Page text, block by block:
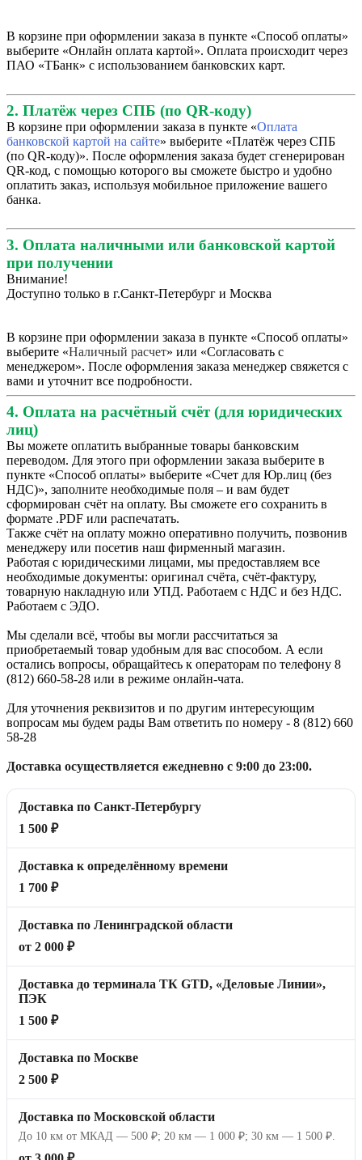
В корзине при оформлении заказа в пункте «Способ оплаты»
выберите «Онлайн оплата картой». Оплата происходит через
ПАО «ТБанк» с использованием банковских карт.
2. Платёж через СПБ (по QR-коду)
В корзине при оформлении заказа в пункте «Оплата
банковской картой на сайте» выберите «Платёж через СПБ
(по QR-коду)». После оформления заказа будет сгенерирован
QR-код, с помощью которого вы сможете быстро и удобно
оплатить заказ, используя мобильное приложение вашего
банка.
3. Оплата наличными или банковской картой
при получении
Внимание!
Доступно только в г.Санкт-Петербург и Москва
В корзине при оформлении заказа в пункте «Способ оплаты»
выберите «Наличный расчет» или «Согласовать с
менеджером». После оформления заказа менеджер свяжется с
вами и уточнит все подробности.
4. Оплата на расчётный счёт (для юридических
лиц)
Вы можете оплатить выбранные товары банковским
переводом. Для этого при оформлении заказа выберите в
пункте «Способ оплаты» выберите «Счет для Юр.лиц (без
НДС)», заполните необходимые поля – и вам будет
сформирован счёт на оплату. Вы сможете его сохранить в
формате .PDF или распечатать.
Также счёт на оплату можно оперативно получить, позвонив
менеджеру или посетив наш фирменный магазин.
Работая с юридическими лицами, мы предоставляем все
необходимые документы: оригинал счёта, счёт-фактуру,
товарную накладную или УПД. Работаем с НДС и без НДС.
Работаем с ЭДО.
Мы сделали всё, чтобы вы могли рассчитаться за
приобретаемый товар удобным для вас способом. А если
остались вопросы, обращайтесь к операторам по телефону 8
(812) 660-58-28 или в режиме онлайн-чата.
Для уточнения реквизитов и по другим интересующим
вопросам мы будем рады Вам ответить по номеру - 8 (812) 660
58-28
Доставка осуществляется ежедневно с 9:00 до 23:00.
Доставка по Санкт-Петербургу
1 500 ₽
Доставка к определённому времени
1 700 ₽
Доставка по Ленинградской области
от 2 000 ₽
Доставка до терминала ТК GTD, «Деловые Линии»,
ПЭК
1 500 ₽
Доставка по Москве
2 500 ₽
Доставка по Московской области
До 10 км от МКАД — 500 ₽; 20 км — 1 000 ₽; 30 км — 1 500 ₽.